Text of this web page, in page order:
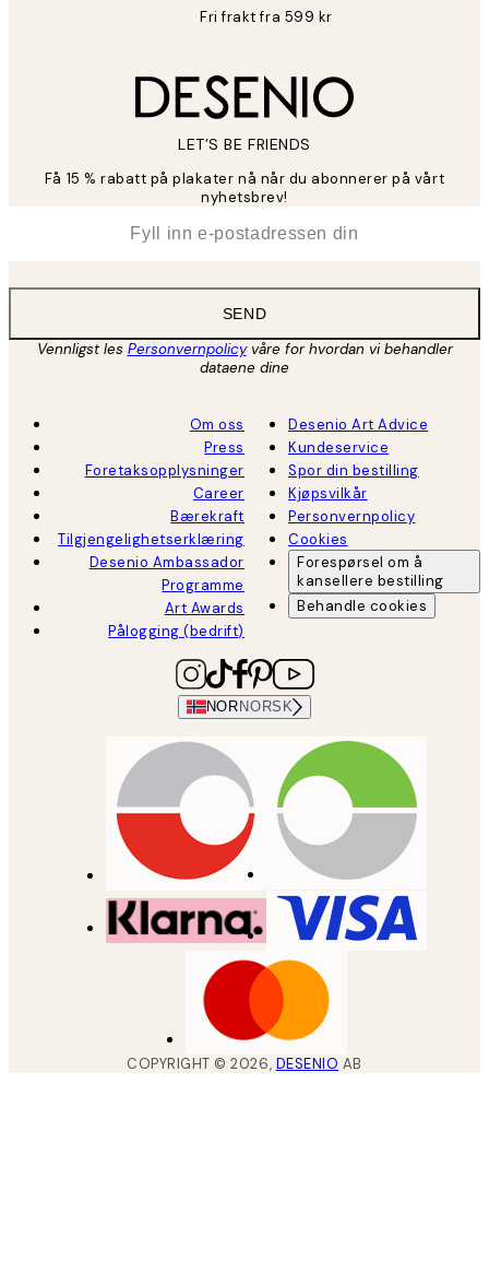
Fri frakt fra 599 kr
LET’S BE FRIENDS
Få 15 % rabatt på plakater nå når du abonnerer på vårt
nyhetsbrev!
SEND
Vennligst les Personvernpolicyvåre for hvordan vi behandler
dataene dine
Om oss
Press
Foretaksopplysninger
Career
Bærekraft
Tilgjengelighetserklæring
Desenio Ambassador
Programme
Art Awards
Pålogging (bedrift)
Desenio Art Advice
Kundeservice
Spor din bestilling
Kjøpsvilkår
Personvernpolicy
Cookies
Forespørsel om å
kansellere bestilling
Behandle cookies
NOR NORSK
COPYRIGHT ©2026, DESENIO AB